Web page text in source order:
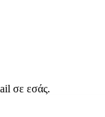
σε εσάς.